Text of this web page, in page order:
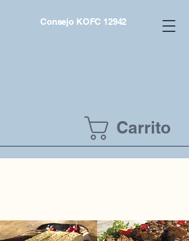
Consejo KOFC 12942
Carrito